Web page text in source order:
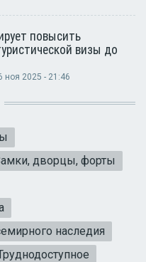
повысить
визы до
ноя 2025 - 21:46
дворцы, форты
наследия